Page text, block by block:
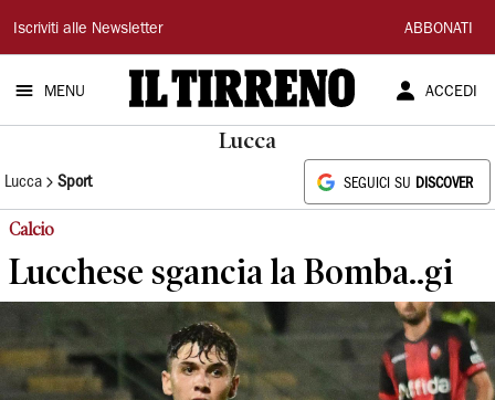
Il
Tirreno
Iscriviti alle Newsletter ABBONATI
MENU ACCEDI
Lucca
Lucca Sport SEGUICI SU DISCOVER
Calcio
Lucchese sgancia la Bomba..gi